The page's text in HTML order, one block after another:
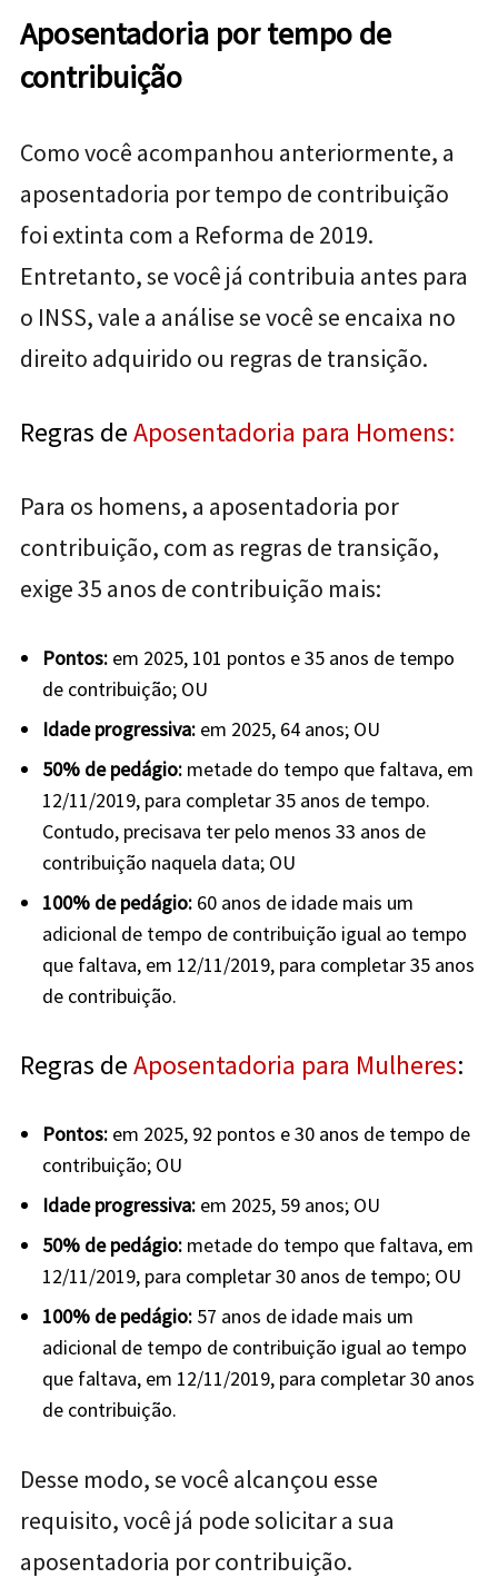
Aposentadoria por tempo de
contribuição
Como você acompanhou anteriormente, a
aposentadoria por tempo de contribuição
foi extinta com a Reforma de 2019.
Entretanto, se você já contribuia antes para
o INSS, vale a análise se você se encaixa no
direito adquirido ou regras de transição.
Regras deAposentadoria para Homens:
Para os homens, a aposentadoria por
contribuição, com as regras de transição,
exige 35 anos de contribuição mais:
Pontos: em 2025, 101 pontos e 35 anos de tempo
de contribuição; OU
Idade progressiva: em 2025, 64 anos; OU
50% de pedágio: metade do tempo que faltava, em
12/11/2019, para completar 35 anos de tempo.
Contudo, precisava ter pelo menos 33 anos de
contribuição naquela data; OU
100% de pedágio: 60 anos de idade mais um
adicional de tempo de contribuição igual ao tempo
que faltava, em 12/11/2019, para completar 35 anos
de contribuição.
Regras deAposentadoria para Mulheres:
Pontos: em 2025, 92 pontos e 30 anos de tempo de
contribuição; OU
Idade progressiva: em 2025, 59 anos; OU
50% de pedágio: metade do tempo que faltava, em
12/11/2019, para completar 30 anos de tempo; OU
100% de pedágio: 57 anos de idade mais um
adicional de tempo de contribuição igual ao tempo
que faltava, em 12/11/2019, para completar 30 anos
de contribuição.
Desse modo, se você alcançou esse
requisito, você já pode solicitar a sua
aposentadoria por contribuição.